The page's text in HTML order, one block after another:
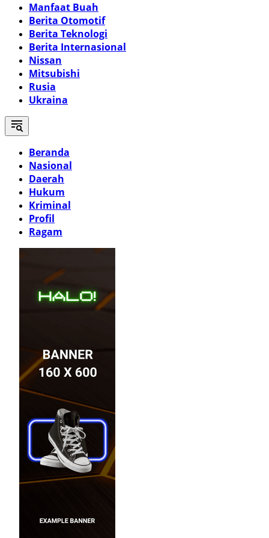
Manfaat Buah
Berita Otomotif
Berita Teknologi
Berita Internasional
Nissan
Mitsubishi
Rusia
Ukraina
Beranda
Nasional
Daerah
Hukum
Kriminal
Profil
Ragam